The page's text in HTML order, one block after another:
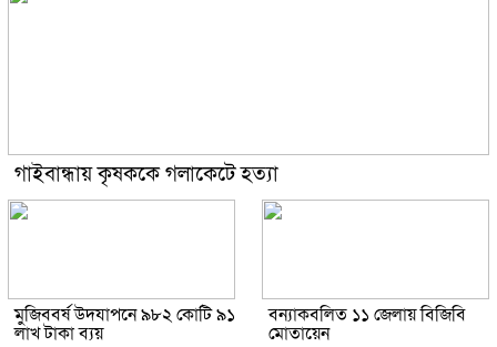
গাইবান্ধায় কৃষককে গলাকেটে হত্যা
মুজিববর্ষ উদযাপনে ৯৮২ কোটি ৯১
লাখ টাকা ব্যয়
বন্যাকবলিত ১১ জেলায় বিজিবি
মোতায়েন